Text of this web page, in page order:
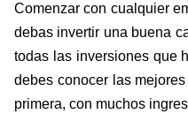
Comenzar con cualquier
debas invertir una buena
todas las inversiones que
debes conocer las
primera, con muchos